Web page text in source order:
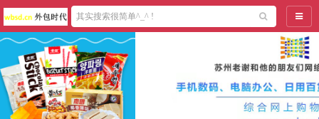
导航